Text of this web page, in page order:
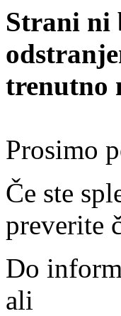
Strani ni
trenutno
Prosimo
Če ste
preverite
Do
ali